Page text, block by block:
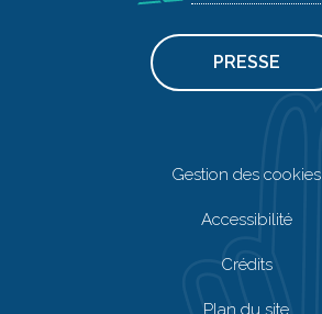
PRESSE
Gestion des cookies
Accessibilité
Crédits
Plan du site